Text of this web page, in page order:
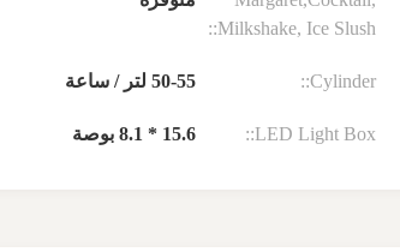
Milkshake, Ice Slush::
Cylinder:: 50-55 لتر / ساعة
LED Light Box:: 15.6 * 8.1 بوصة